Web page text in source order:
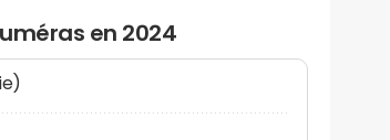
en 2024